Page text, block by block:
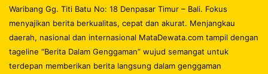
Waribang Gg. Titi Batu No: 18 Denpasar Timur – Bali. Fokus
menyajikan berita berkualitas, cepat dan akurat. Menjangkau
daerah, nasional dan internasional MataDewata.com tampil dengan
tageline “Berita Dalam Genggaman” wujud semangat untuk
terdepan memberikan berita langsung dalam genggaman